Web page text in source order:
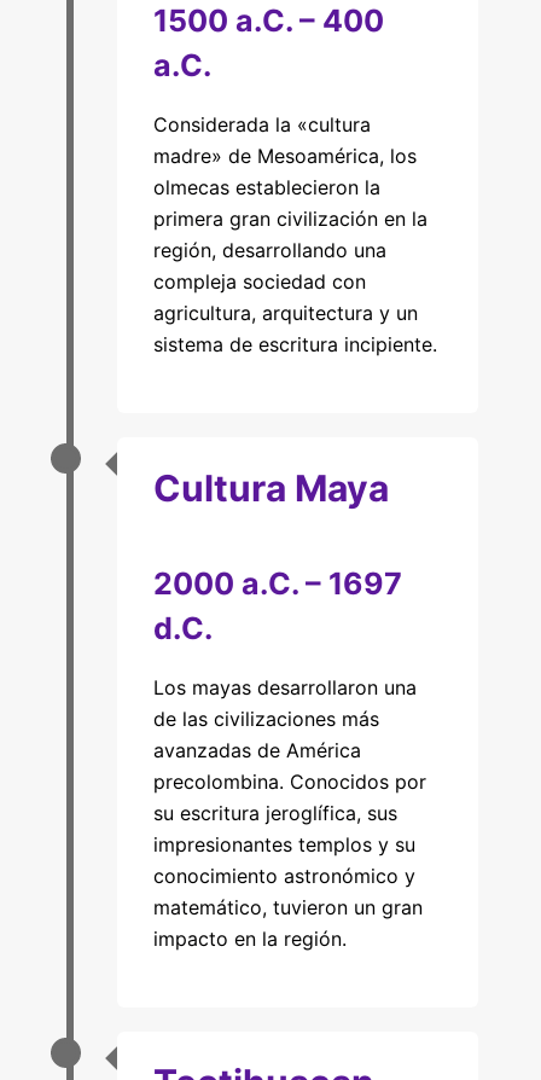
1500 a.C. – 400
a.C.
Considerada la «cultura
madre» de Mesoamérica, los
olmecas establecieron la
primera gran civilización en la
región, desarrollando una
compleja sociedad con
agricultura, arquitectura y un
sistema de escritura incipiente.
Cultura Maya
2000 a.C. – 1697
d.C.
Los mayas desarrollaron una
de las civilizaciones más
avanzadas de América
precolombina. Conocidos por
su escritura jeroglífica, sus
impresionantes templos y su
conocimiento astronómico y
matemático, tuvieron un gran
impacto en la región.